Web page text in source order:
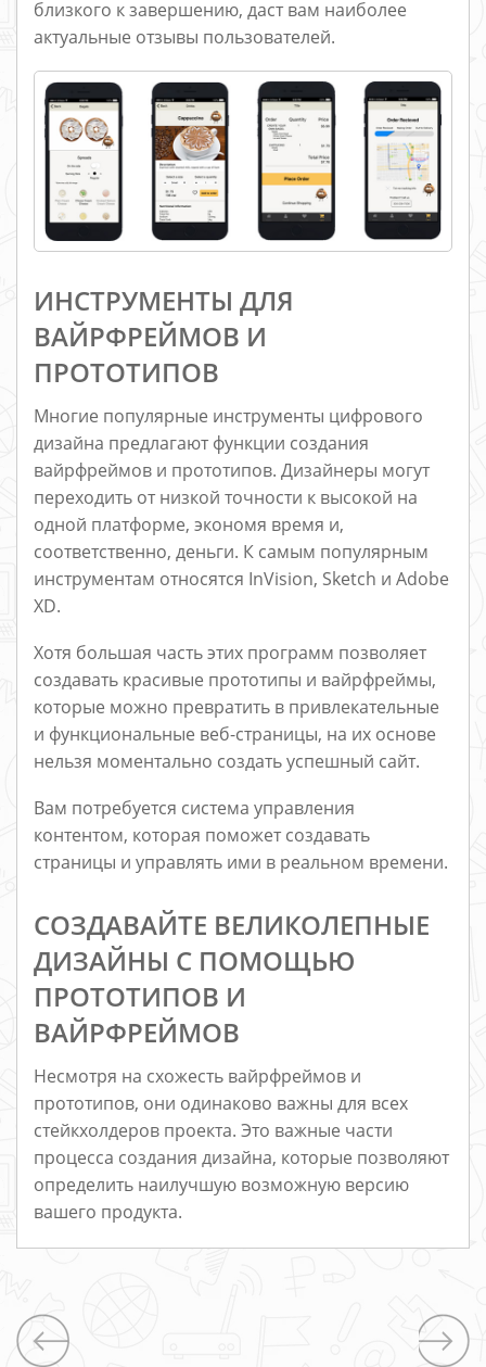
близкого к завершению, даст вам наиболее
актуальные отзывы пользователей.
ИНСТРУМЕНТЫ ДЛЯ
ВАЙРФРЕЙМОВ И
ПРОТОТИПОВ
Многие популярные инструменты цифрового
дизайна предлагают функции создания
вайрфреймов и прототипов. Дизайнеры могут
переходить от низкой точности к высокой на
одной платформе, экономя время и,
соответственно, деньги. К самым популярным
инструментам относятся InVision, Sketch и Adobe
XD.
Хотя большая часть этих программ позволяет
создавать красивые прототипы и вайрфреймы,
которые можно превратить в привлекательные
и функциональные веб-страницы, на их основе
нельзя моментально создать успешный сайт.
Вам потребуется система управления
контентом, которая поможет создавать
страницы и управлять ими в реальном времени.
СОЗДАВАЙТЕ ВЕЛИКОЛЕПНЫЕ
ДИЗАЙНЫ С ПОМОЩЬЮ
ПРОТОТИПОВ И
ВАЙРФРЕЙМОВ
Несмотря на схожесть вайрфреймов и
прототипов, они одинаково важны для всех
стейкхолдеров проекта. Это важные части
процесса создания дизайна, которые позволяют
определить наилучшую возможную версию
вашего продукта.